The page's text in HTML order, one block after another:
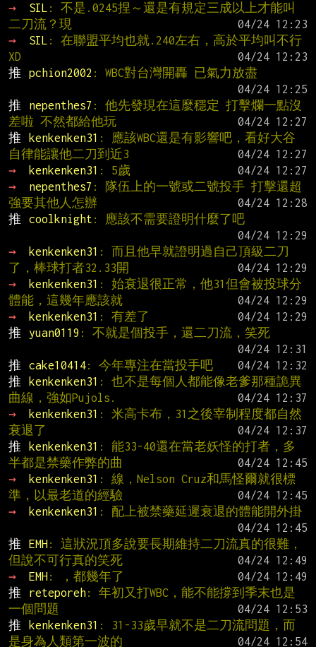
→
SIL : 不是.0245捏～還是有規定三成以上才能叫
二刀流？現
→
SIL : 在聯盟平均也就.240左右，高於平均叫不行
XD
推
pchion2002 : WBC對台灣開轟 已氣力放盡
推
nepenthes7 : 他先發現在這麼穩定 打擊爛一點沒
差啦 不然都給他玩
推
kenkenken31 : 應該WBC還是有影響吧，看好大谷
自律能讓他二刀到近3
→
kenkenken31 : 5歲
→
nepenthes7 : 隊伍上的一號或二號投手 打擊還超
強要其他人怎辦
推
coolknight : 應該不需要證明什麼了吧
→
kenkenken31 : 而且他早就證明過自己頂級二刀
了，棒球打者32.33開
→
kenkenken31 : 始衰退很正常，他31但會被投球分
體能，這幾年應該就
→
kenkenken31 : 有差了
推
yuan0119 : 不就是個投手，還二刀流，笑死
推
cake10414: 今年專注在當投手吧
推
kenkenken31 : 也不是每個人都能像老爹那種詭異
曲線，強如Pujols.
→
kenkenken31 : 米高卡布，31之後宰制程度都自然
衰退了
推
kenkenken31 : 能33-40還在當老妖怪的打者，多
半都是禁藥作弊的曲
→
kenkenken31 : 線，Nelson Cruz和馬怪爾就很標
準，以最老道的經驗
→
kenkenken31 : 配上被禁藥延遲衰退的體能開外掛
推
EMH: 這狀況頂多說要長期維持二刀流真的很難，
但說不可行真的笑死
→
EMH: ，都幾年了
推
reteporeh: 年初又打WBC，能不能撐到季末也是
一個問題
推
kenkenken31 : 31-33歲早就不是二刀流問題，而
是身為人類第一波的